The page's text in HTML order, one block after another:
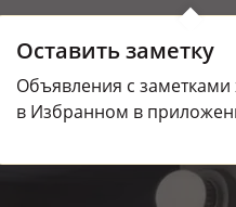
Оставить заметку
Объявления с заметками
в Избранном в
коммерческой